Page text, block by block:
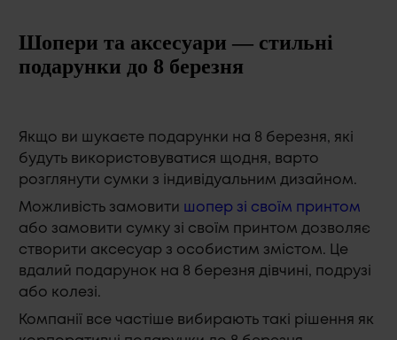
Шопери та аксесуари — стильні
подарунки до 8 березня
Якщо ви шукаєте подарунки на 8 березня, які
будуть використовуватися щодня, варто
розглянути сумки з індивідуальним дизайном.
Можливість замовити шопер зі своїм принтом
або замовити сумку зі своїм принтом дозволяє
створити аксесуар з особистим змістом. Це
вдалий подарунок на 8 березня дівчині, подрузі
або колезі.
Компанії все частіше вибирають такі рішення як